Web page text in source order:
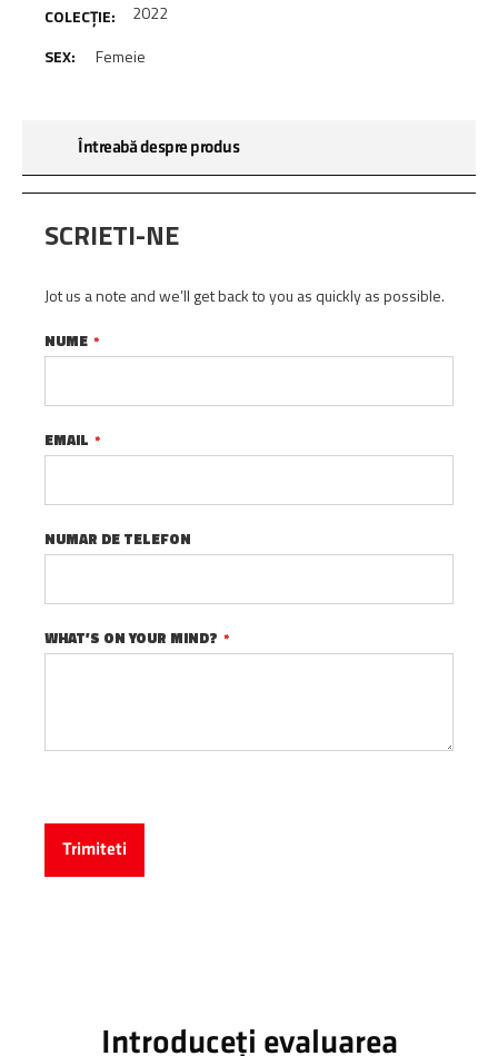
2022
Femeie
Întreabă despre produs
SCRIETI-NE
Jot us a note and we’ll get back to you as quickly as possible.
NUME
EMAIL
NUMAR DE TELEFON
WHAT’S ON YOUR MIND?
Trimiteti
Introduceți evaluarea